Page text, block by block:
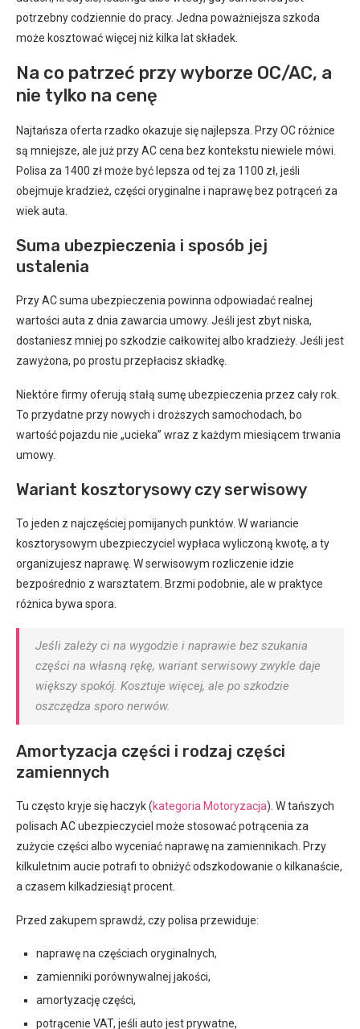
potrzebny codziennie do pracy. Jedna poważniejsza szkoda
może kosztować więcej niż kilka lat składek.
Na co patrzeć przy wyborze OC/AC, a
nie tylko na cenę
Najtańsza oferta rzadko okazuje się najlepsza. Przy OC różnice
są mniejsze, ale już przy AC cena bez kontekstu niewiele mówi.
Polisa za 1400 zł może być lepsza od tej za 1100 zł, jeśli
obejmuje kradzież, części oryginalne i naprawę bez potrąceń za
wiek auta.
Suma ubezpieczenia i sposób jej
ustalenia
Przy AC suma ubezpieczenia powinna odpowiadać realnej
wartości auta z dnia zawarcia umowy. Jeśli jest zbyt niska,
dostaniesz mniej po szkodzie całkowitej albo kradzieży. Jeśli jest
zawyżona, po prostu przepłacisz składkę.
Niektóre firmy oferują stałą sumę ubezpieczenia przez cały rok.
To przydatne przy nowych i droższych samochodach, bo
wartość pojazdu nie „ucieka” wraz z każdym miesiącem trwania
umowy.
Wariant kosztorysowy czy serwisowy
To jeden z najczęściej pomijanych punktów. W wariancie
kosztorysowym ubezpieczyciel wypłaca wyliczoną kwotę, a ty
organizujesz naprawę. W serwisowym rozliczenie idzie
bezpośrednio z warsztatem. Brzmi podobnie, ale w praktyce
różnica bywa spora.
Jeśli zależy ci na wygodzie i naprawie bez szukania
części na własną rękę, wariant serwisowy zwykle daje
większy spokój. Kosztuje więcej, ale po szkodzie
oszczędza sporo nerwów.
Amortyzacja części i rodzaj części
zamiennych
Tu często kryje się haczyk (kategoria Motoryzacja). W tańszych
polisach AC ubezpieczyciel może stosować potrącenia za
zużycie części albo wyceniać naprawę na zamiennikach. Przy
kilkuletnim aucie potrafi to obniżyć odszkodowanie o kilkanaście,
a czasem kilkadziesiąt procent.
Przed zakupem sprawdź, czy polisa przewiduje:
naprawę na częściach oryginalnych,
zamienniki porównywalnej jakości,
amortyzację części,
potrącenie VAT, jeśli auto jest prywatne,